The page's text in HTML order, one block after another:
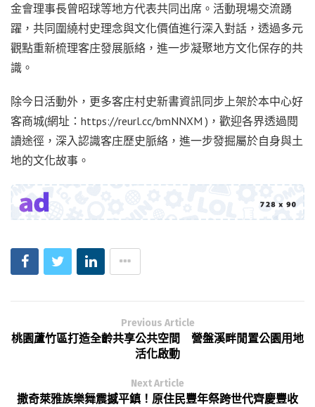
金會理事長曾昭球等地方代表共同出席。活動現場交流踴
躍，共同圍繞村史理念與文化價值進行深入對話，透過多元
觀點重新梳理客庄發展脈絡，進一步凝聚地方文化保存的共
識。
除今日活動外，更多客庄村史新書資訊同步上架於本中心好
客商城(網址：https://reurl.cc/bmNNXM )，歡迎各界透過閱
讀途徑，深入認識客庄歷史脈絡，進一步發掘屬於自身與土
地的文化故事。
Previous Article
桃園蘆竹區打造全齡共享公共空間 營盤溪畔閒置公園用地
活化啟動
Next Article
撒奇萊雅族樂舞震撼平鎮！原住民豐年祭跨世代齊慶豐收